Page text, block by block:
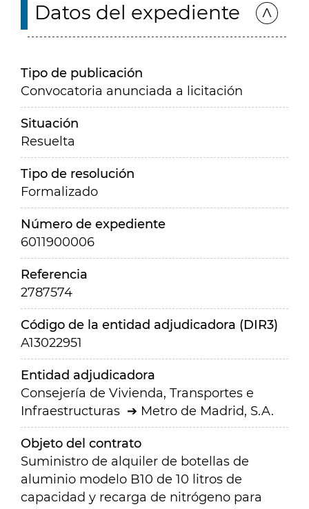
Datos del expediente
Tipo de publicación
Convocatoria anunciada a licitación
Situación
Resuelta
Tipo de resolución
Formalizado
Número de expediente
6011900006
Referencia
2787574
Código de la entidad adjudicadora (DIR3)
A13022951
Entidad adjudicadora
Consejería de Vivienda, Transportes e
Infraestructuras
Metro de Madrid, S.A.
Objeto del contrato
Suministro de alquiler de botellas de
aluminio modelo B10 de 10 litros de
capacidad y recarga de nitrógeno para